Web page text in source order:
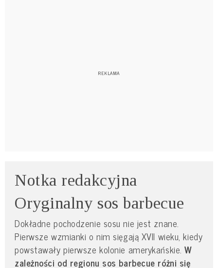
Notka redakcyjna
Oryginalny sos barbecue
Dokładne pochodzenie sosu nie jest znane.
Pierwsze wzmianki o nim sięgają XVII wieku, kiedy
powstawały pierwsze kolonie amerykańskie.W
zależności od regionu sos barbecue różni się